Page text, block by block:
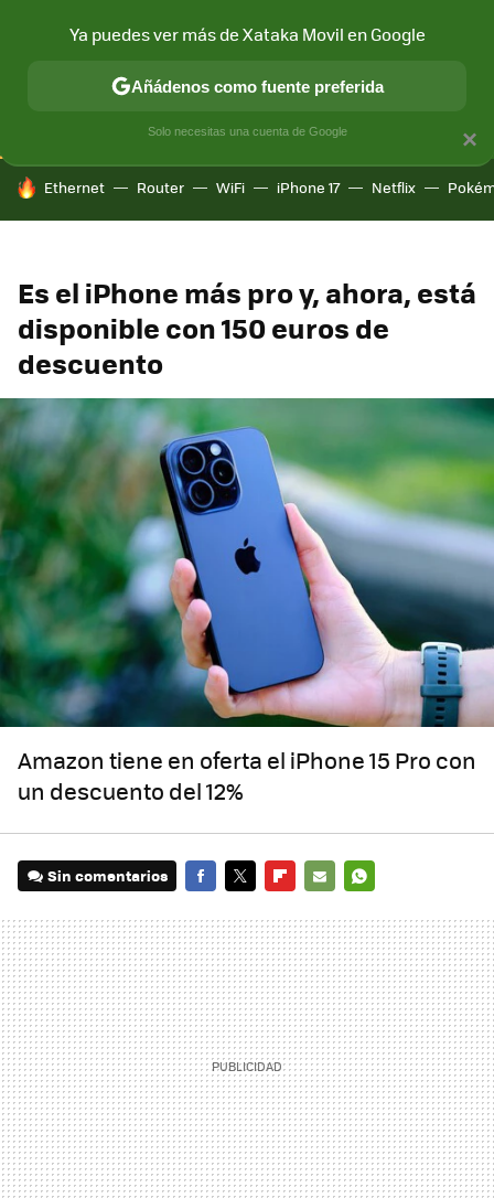
CONECTIVIDAD MÓVIL Y SOCIEDAD APLICACIONES
HOY SE HABLA DE
Ethernet Router WiFi iPhone 17 Netflix
Es el iPhone más pro y, ahora, está
disponible con 150 euros de
descuento
Amazon tiene en oferta el iPhone 15 Pro con
un descuento del 12%
Sin comentarios
MAIL
×
Ya puedes ver más de Xataka Movil en Google
Añádenos como fuente preferida
Solo necesitas una cuenta de Google